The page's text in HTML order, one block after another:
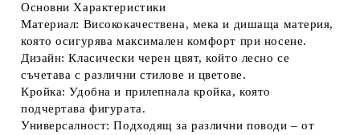
Основни Характеристики
Материал: Висококачествена, мека и дишаща материя,
която осигурява максимален комфорт при носене.
Дизайн: Класически черен цвят, който лесно се
съчетава с различни стилове и цветове.
Кройка: Удобна и прилепнала кройка, която
подчертава фигурата.
Универсалност: Подходящ за различни поводи – от